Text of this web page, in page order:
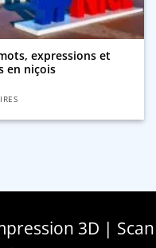
expressions et
en niçois
3D | Scan